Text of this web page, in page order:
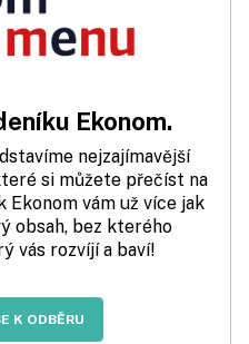
Ekonom.
nejzajímavější
si můžete přečíst na
Ekonom vám už více jak
obsah, bez kterého
vás rozvíjí a baví!
K ODBĚRU